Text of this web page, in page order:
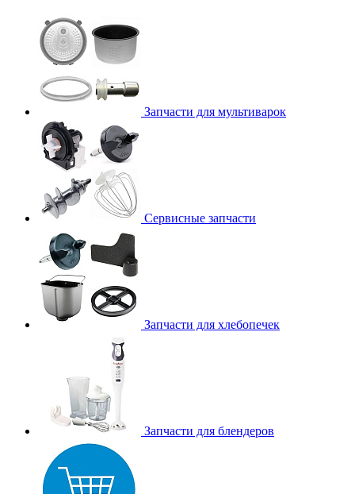
Запчасти для мультиварок
Сервисные запчасти
Запчасти для хлебопечек
Запчасти для блендеров